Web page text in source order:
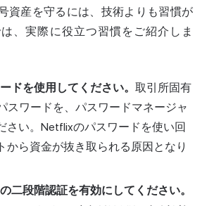
資産を守るには、技術よりも習慣が
、実際に役立つ習慣をご紹介しま
ドを使用してください。 取引所固有
スワードを、パスワードマネージャ
さい。Netflixのパスワードを使い回
から資金が抜き取られる原因となり
二段階認証を有効にしてください。